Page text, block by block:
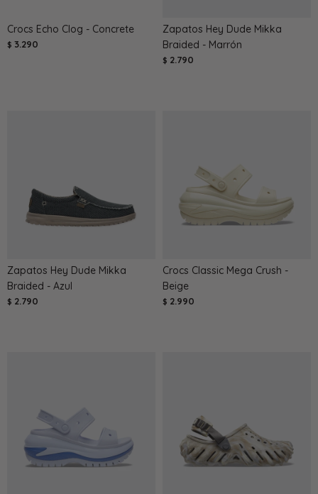
Crocs Echo Clog - Concrete
$ 3.290
Zapatos Hey Dude Mikka
Braided - Marrón
$ 2.790
Zapatos Hey Dude Mikka
Braided - Azul
$ 2.790
Crocs Classic Mega Crush -
Beige
$ 2.990